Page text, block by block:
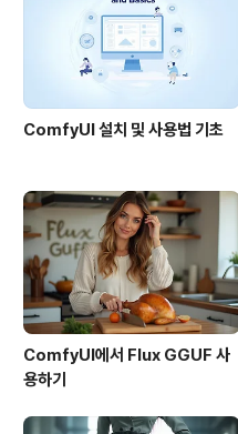
로 제출되었다는 내용을 들었던 것은 작
ComfyUI 설치 및 사용법 기초
ComfyUI에서 Flux GGUF 사
용하기